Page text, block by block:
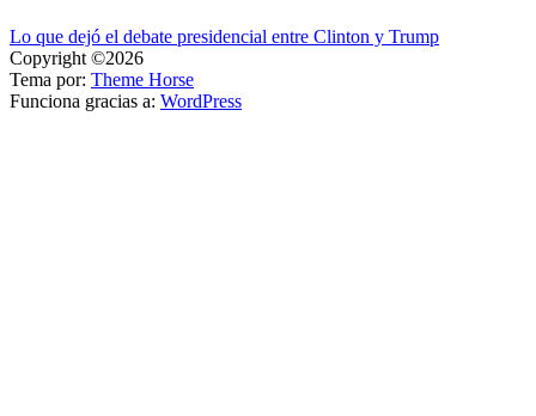
Navegación
de
entradas
Lo que dejó el debate presidencial entre Clinton y Trump
Copyright ©2026
Tema por: Theme Horse
Funciona gracias a: WordPress